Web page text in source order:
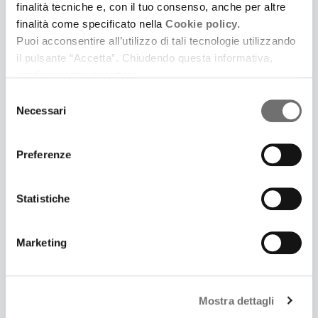
finalità tecniche e, con il tuo consenso, anche per altre
finalità come specificato nella Cookie policy.
Puoi acconsentire all’utilizzo di tali tecnologie utilizzando
il pulsante “Accetta”. Chiudendo questa informativa,
delNecessari
Preferenze
Statistiche
Marketing
Mostra dettagli
LONTANO DA CINECITTÀ. UNA SERIE PODCAST IN
CINQUE PUNTATE IDEATA E SCRITTA DA
Prima puntata: Il giardino dei Finzi Contini